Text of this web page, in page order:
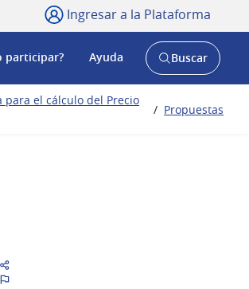
Ingresar a la Plataforma
participar? Ayuda
AbrirBuscar
para el cálculo del Precio
/ Propuestas